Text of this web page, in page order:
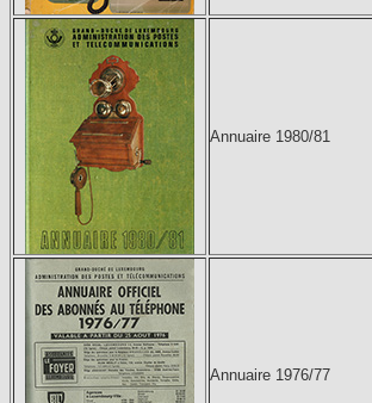
Annuaire 1980/81
Annuaire 1976/77